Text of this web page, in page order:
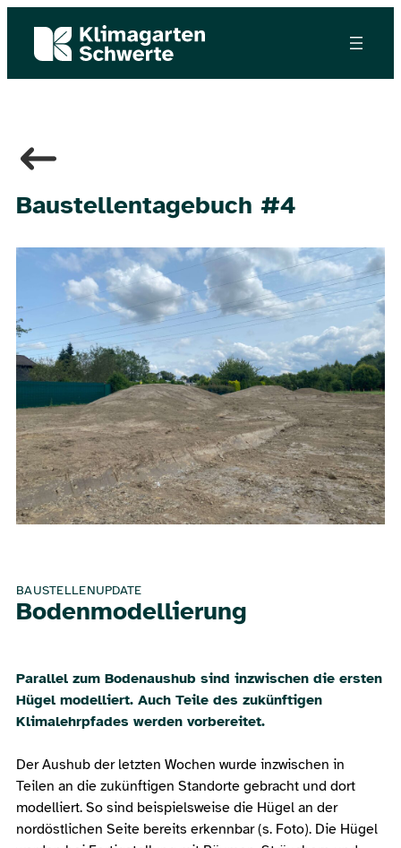
Baustellentagebuch #4
BAUSTELLENUPDATE
Bodenmodellierung
Parallel zum Bodenaushub sind inzwischen die ersten
Hügel modelliert. Auch Teile des zukünftigen
Klimalehrpfades werden vorbereitet.
Der Aushub der letzten Wochen wurde inzwischen in
Teilen an die zukünftigen Standorte gebracht und dort
modelliert. So sind beispielsweise die Hügel an der
nordöstlichen Seite bereits erkennbar (s. Foto). Die Hügel